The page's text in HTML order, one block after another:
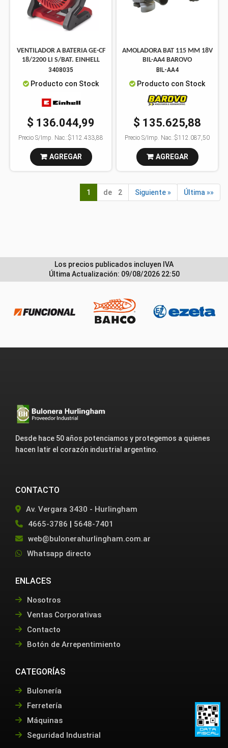
VENTILADOR A BATERIA GE-CF
18/2200 LI S/BAT. EINHELL
3408035
Producto con Stock
$ 136.044,99
Precio S/Imp. Nac.:$112.433,88
AGREGAR
AMOLADORA BAT 115 MM 18V
BIL-AA4 BAROVO
BIL-AA4
Producto con Stock
$ 135.625,88
Precio S/Imp. Nac.:$112.087,50
AGREGAR
1 de 2 Siguiente » Última »»
Los precios publicados incluyen IVA
Última Actualización: 09/08/2026 22:50
Desde hace 50 años potenciamos y protegemos a quienes
hacen latir el corazón industrial argentino.
CONTACTO
Av. Vergara 3430 - Hurlingham
4665-3786 | 5648-7401
web@bulonerahurlingham.com.ar
Whatsapp directo
ENLACES
Nosotros
Ventas Corporativas
Contacto
Botón de Arrepentimiento
CATEGORÍAS
Bulonería
Ferretería
Máquinas
Seguridad Industrial